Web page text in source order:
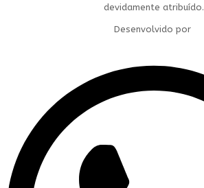
devidamente atribuído.
Desenvolvido por